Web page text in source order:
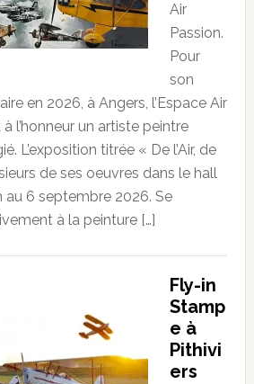
Air
Passion.
Pour
son
en 2026, à Angers, l’Espace Air
l’honneur un artiste peintre
L’exposition titrée « De l’Air, de
de ses oeuvres dans le hall
au 6 septembre 2026. Se
à la peinture […]
Fly-in
Stamp
e à
Pithivi
ers